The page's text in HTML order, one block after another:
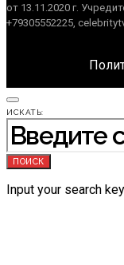
от 13.11.2020 г.
+79305552225,
ИСКАТЬ:
ПОИСК
Input your search